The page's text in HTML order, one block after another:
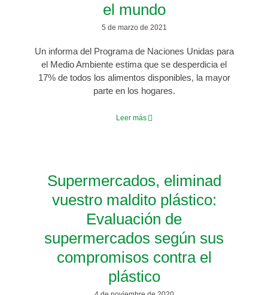
el mundo
5 de marzo de 2021
Un informa del Programa de Naciones Unidas para
el Medio Ambiente estima que se desperdicia el
17% de todos los alimentos disponibles, la mayor
parte en los hogares.
Leer más
Supermercados, eliminad
vuestro maldito plástico:
Evaluación de
supermercados según sus
compromisos contra el
plástico